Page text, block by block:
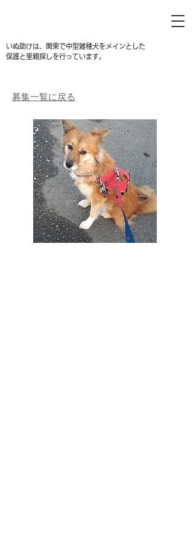
いぬ助けは、関東で中型雑種犬をメインとした
保護と里親探しを行っています。
募集一覧に戻る